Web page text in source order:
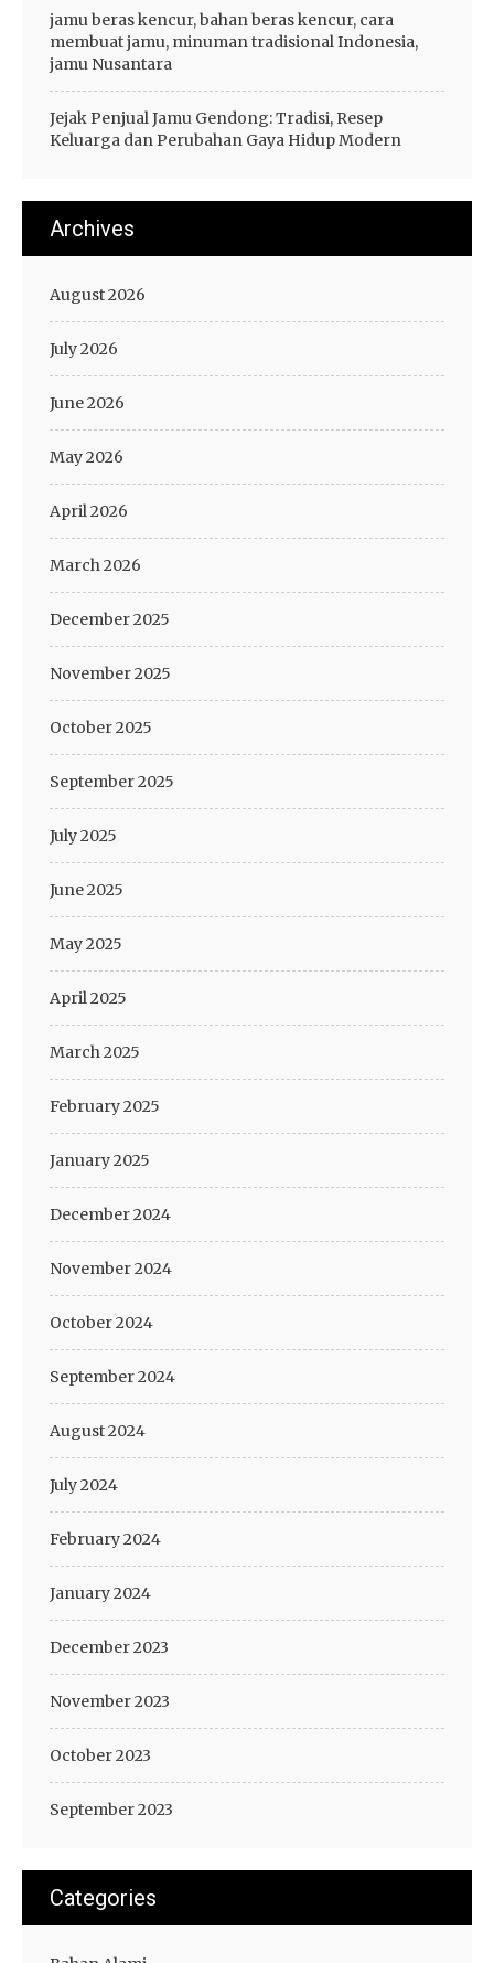
jamu beras kencur, bahan beras kencur, cara
membuat jamu, minuman tradisional Indonesia,
jamu Nusantara
Jejak Penjual Jamu Gendong: Tradisi, Resep
Keluarga dan Perubahan Gaya Hidup Modern
Archives
August 2026
July 2026
June 2026
May 2026
April 2026
March 2026
December 2025
November 2025
October 2025
September 2025
July 2025
June 2025
May 2025
April 2025
March 2025
February 2025
January 2025
December 2024
November 2024
October 2024
September 2024
August 2024
July 2024
February 2024
January 2024
December 2023
November 2023
October 2023
September 2023
Categories